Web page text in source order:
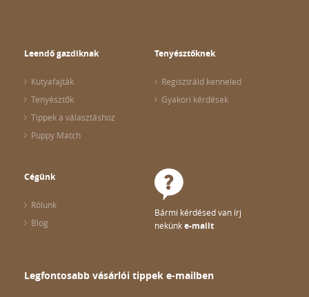
Leendő gazdiknak
Kutyafajták
Tenyésztők
Tippek a választáshoz
Puppy Match
Tenyésztőknek
Regisztráld kenneled
Gyakori kérdések
Cégünk
Rólunk
Blog
Bármi kérdésed van írj
nekünke-mailt
Legfontosabb vásárlói tippek e-mailben